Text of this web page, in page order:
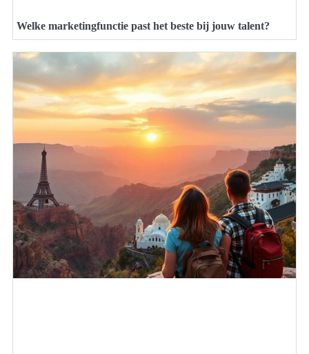
Welke marketingfunctie past het beste bij jouw talent?